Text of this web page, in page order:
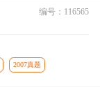
编号：116565
2007真题